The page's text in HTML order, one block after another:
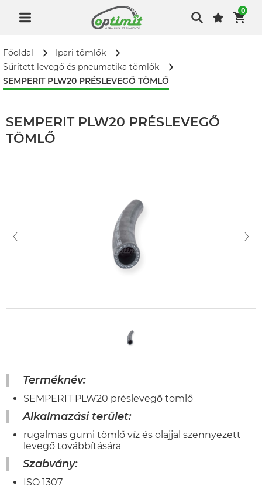
0
Főoldal
Ipari tömlők
Sűrített levegő és pneumatika tömlők
SEMPERIT PLW20 PRÉSLEVEGŐ TÖMLŐ
SEMPERIT PLW20 PRÉSLEVEGŐ
TÖMLŐ
Terméknév:
SEMPERIT PLW20 préslevegő tömlő
Alkalmazási terület:
rugalmas gumi tömlő víz és olajjal szennyezett
levegő továbbítására
Szabvány:
ISO 1307